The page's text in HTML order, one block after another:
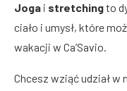
Joga i stretchingto
ciało i umysł, które
wakacji w Ca’Savio.
Chcesz wziąć udział w